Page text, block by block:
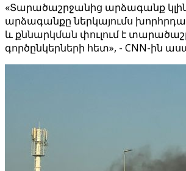
«Տարածաշրջանից արձագանք
արձագանքը ներկայումս
և քննարկման փուլում է
գործընկերների հետ», - CNN-ին